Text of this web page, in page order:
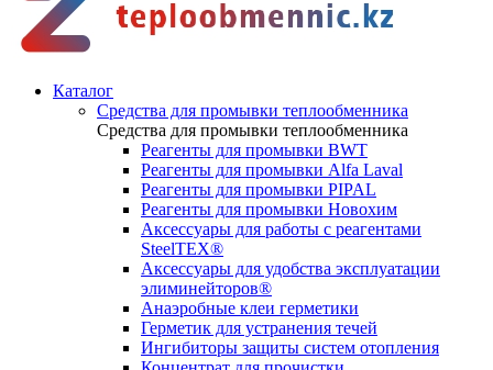
Каталог
Средства для промывки теплообменника
Средства для промывки теплообменника
Реагенты для промывки BWT
Реагенты для промывки Alfa Laval
Реагенты для промывки PIPAL
Реагенты для промывки Новохим
Аксессуары для работы с реагентами
SteelTEX®
Аксессуары для удобства эксплуатации
элиминейторов®
Анаэробные клеи герметики
Герметик для устранения течей
Ингибиторы защиты систем отопления